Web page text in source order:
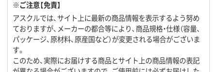
※ご注意【免責】
アスクルでは、サイト上に最新の商品情報を表示するよう努め
ておりますが、メーカーの都合等により、商品規格・仕様（容量、
パッケージ、原材料、原産国など）が変更される場合がございま
す。
このため、実際にお届けする商品とサイト上の商品情報の表記